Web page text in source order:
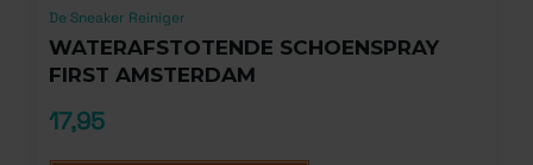
De Sneaker Reiniger
WATERAFSTOTENDE SCHOENSPRAY
FIRST AMSTERDAM
17,95